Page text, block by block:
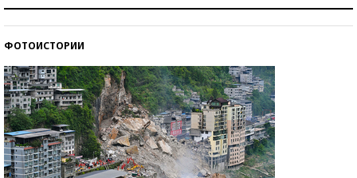
ФОТОИСТОРИИ